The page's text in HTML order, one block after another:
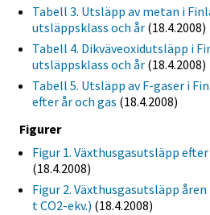
Tabell 3. Utsläpp av metan i
utsläppsklass och år (18.4.2008)
Tabell 4. Dikväveoxidutsläpp i
utsläppsklass och år (18.4.2008)
Tabell 5. Utsläpp av F-gaser i
efter år och gas (18.4.2008)
Figurer
Figur 1. Växthusgasutsläpp
(18.4.2008)
Figur 2. Växthusgasutsläpp
t CO2-ekv.) (18.4.2008)